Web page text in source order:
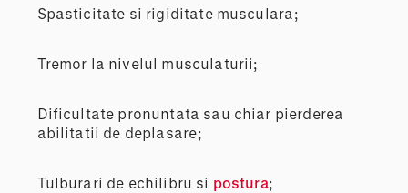
Spasticitate si rigiditate musculara;
Tremor la nivelul musculaturii;
Dificultate pronuntata sau chiar pierderea
abilitatii de deplasare;
Tulburari de echilibru si postura;